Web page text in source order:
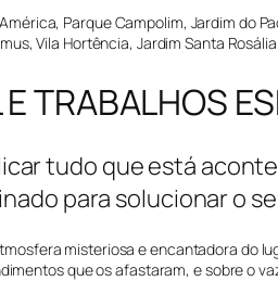
Parque Campolim, Jardim do
Vila Hortência, Jardim Santa
TRABALHOS
tudo que está
para solucionar o
misteriosa e encantadora do
que os afastaram, e sobre o